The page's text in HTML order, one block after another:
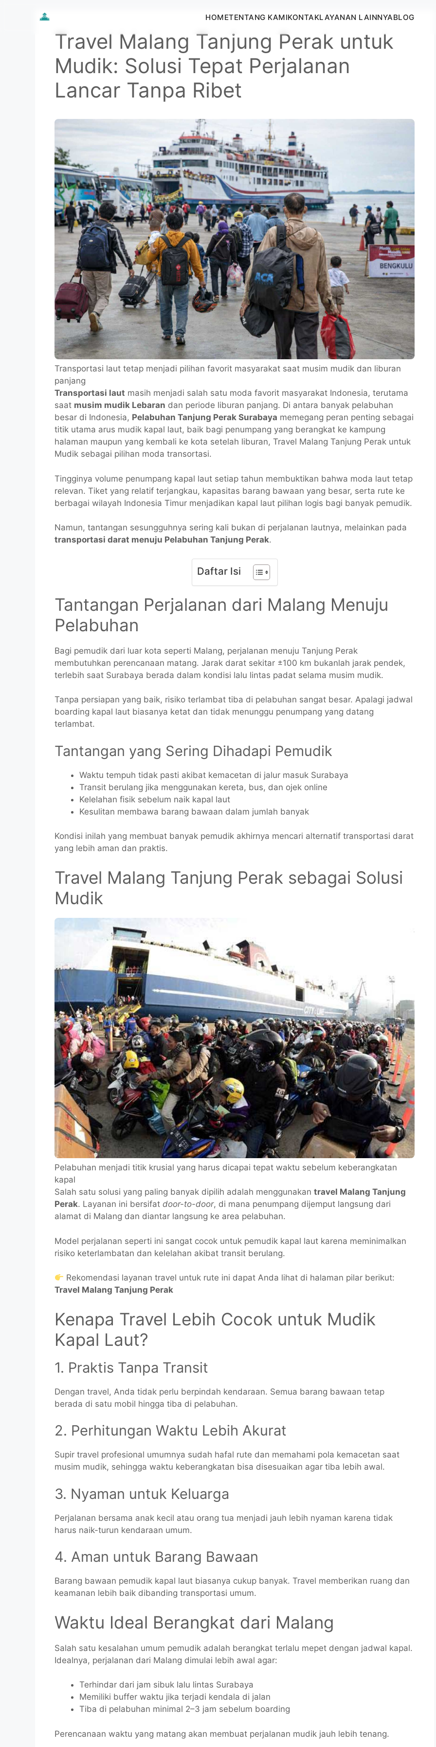
HOMETENTANG KAMIKONTAKLAYANAN LAINNYABLOG
Travel Malang Tanjung Perak untuk
Mudik: Solusi Tepat Perjalanan
Lancar Tanpa Ribet
Transportasi laut tetap menjadi pilihan favorit masyarakat saat musim mudik dan liburan
panjang
Transportasi laut masih menjadi salah satu moda favorit masyarakat Indonesia, terutama
saat musim mudik Lebaran dan periode liburan panjang. Di antara banyak pelabuhan
besar di Indonesia, Pelabuhan Tanjung Perak Surabaya memegang peran penting sebagai
titik utama arus mudik kapal laut, baik bagi penumpang yang berangkat ke kampung
halaman maupun yang kembali ke kota setelah liburan, Travel Malang Tanjung Perak untuk
Mudik sebagai pilihan moda transortasi.
Tingginya volume penumpang kapal laut setiap tahun membuktikan bahwa moda laut tetap
relevan. Tiket yang relatif terjangkau, kapasitas barang bawaan yang besar, serta rute ke
berbagai wilayah Indonesia Timur menjadikan kapal laut pilihan logis bagi banyak pemudik.
Namun, tantangan sesungguhnya sering kali bukan di perjalanan lautnya, melainkan pada
transportasi darat menuju Pelabuhan Tanjung Perak.
Daftar Isi
Tantangan Perjalanan dari Malang Menuju
Pelabuhan
Bagi pemudik dari luar kota seperti Malang, perjalanan menuju Tanjung Perak
membutuhkan perencanaan matang. Jarak darat sekitar ±100 km bukanlah jarak pendek,
terlebih saat Surabaya berada dalam kondisi lalu lintas padat selama musim mudik.
Tanpa persiapan yang baik, risiko terlambat tiba di pelabuhan sangat besar. Apalagi jadwal
boarding kapal laut biasanya ketat dan tidak menunggu penumpang yang datang
terlambat.
Tantangan yang Sering Dihadapi Pemudik
Waktu tempuh tidak pasti akibat kemacetan di jalur masuk Surabaya
Transit berulang jika menggunakan kereta, bus, dan ojek online
Kelelahan fisik sebelum naik kapal laut
Kesulitan membawa barang bawaan dalam jumlah banyak
Kondisi inilah yang membuat banyak pemudik akhirnya mencari alternatif transportasi darat
yang lebih aman dan praktis.
Travel Malang Tanjung Perak sebagai Solusi
Mudik
Pelabuhan menjadi titik krusial yang harus dicapai tepat waktu sebelum keberangkatan
kapal
Salah satu solusi yang paling banyak dipilih adalah menggunakan travel Malang Tanjung
Perak. Layanan ini bersifat door-to-door, di mana penumpang dijemput langsung dari
alamat di Malang dan diantar langsung ke area pelabuhan.
Model perjalanan seperti ini sangat cocok untuk pemudik kapal laut karena meminimalkan
risiko keterlambatan dan kelelahan akibat transit berulang.
Rekomendasi layanan travel untuk rute ini dapat Anda lihat di halaman pilar berikut:
Travel Malang Tanjung Perak
Kenapa Travel Lebih Cocok untuk Mudik
Kapal Laut?
1. Praktis Tanpa Transit
Dengan travel, Anda tidak perlu berpindah kendaraan. Semua barang bawaan tetap
berada di satu mobil hingga tiba di pelabuhan.
2. Perhitungan Waktu Lebih Akurat
Supir travel profesional umumnya sudah hafal rute dan memahami pola kemacetan saat
musim mudik, sehingga waktu keberangkatan bisa disesuaikan agar tiba lebih awal.
3. Nyaman untuk Keluarga
Perjalanan bersama anak kecil atau orang tua menjadi jauh lebih nyaman karena tidak
harus naik-turun kendaraan umum.
4. Aman untuk Barang Bawaan
Barang bawaan pemudik kapal laut biasanya cukup banyak. Travel memberikan ruang dan
keamanan lebih baik dibanding transportasi umum.
Waktu Ideal Berangkat dari Malang
Salah satu kesalahan umum pemudik adalah berangkat terlalu mepet dengan jadwal kapal.
Idealnya, perjalanan dari Malang dimulai lebih awal agar:
Terhindar dari jam sibuk lalu lintas Surabaya
Memiliki buffer waktu jika terjadi kendala di jalan
Tiba di pelabuhan minimal 2–3 jam sebelum boarding
Perencanaan waktu yang matang akan membuat perjalanan mudik jauh lebih tenang.